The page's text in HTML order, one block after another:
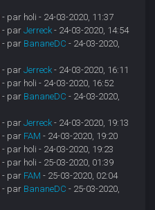
- par holi - 24-03-2020, 11:37
- parJerreck - 24-03-2020, 14:54
- par BananeDC - 24-03-2020,
- parJerreck - 24-03-2020, 16:11
- par holi - 24-03-2020, 16:52
- par BananeDC - 24-03-2020,
- parJerreck - 24-03-2020, 19:13
- par FAM - 24-03-2020, 19:20
- par holi - 24-03-2020, 19:23
- par holi - 25-03-2020, 01:39
- par FAM - 25-03-2020, 02:04
- par BananeDC - 25-03-2020,